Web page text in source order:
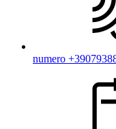
numero